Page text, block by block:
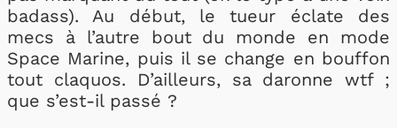
badass). Au début, le tueur éclate des
mecs à l’autre bout du monde en mode
Space Marine, puis il se change en bouffon
tout claquos. D’ailleurs, sa daronne wtf ;
que s’est-il passé ?